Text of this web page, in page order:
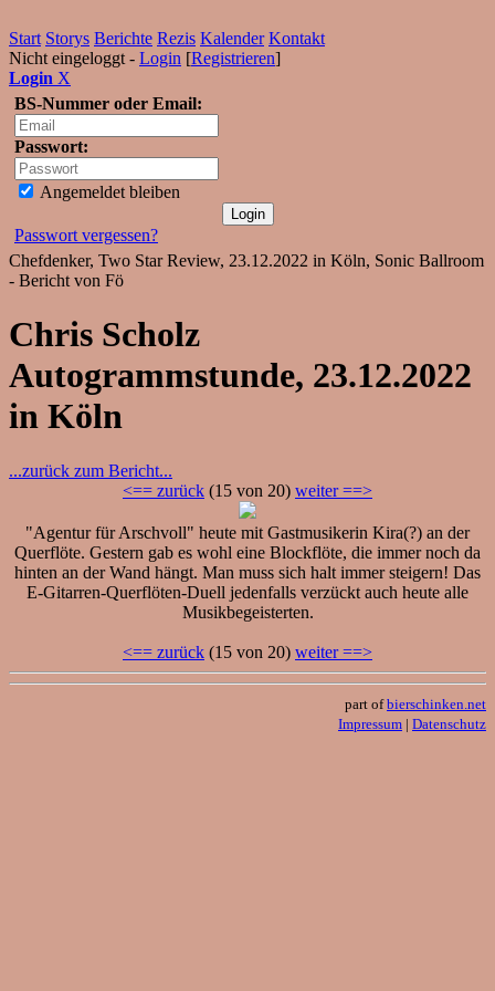
Start Storys Berichte Rezis Kalender Kontakt
Nicht eingeloggt - Login [Registrieren]
Login X
BS-Nummer oder Email:
Passwort:
Angemeldet bleiben
Passwort vergessen?
Chefdenker, Two Star Review, 23.12.2022 in Köln, Sonic Ballroom
- Bericht von Fö
Chris Scholz
Autogrammstunde, 23.12.2022
in Köln
...zurück zum Bericht...
<== zurück (15 von 20) weiter ==>
"Agentur für Arschvoll" heute mit Gastmusikerin Kira(?) an der
Querflöte. Gestern gab es wohl eine Blockflöte, die immer noch da
hinten an der Wand hängt. Man muss sich halt immer steigern! Das
E-Gitarren-Querflöten-Duell jedenfalls verzückt auch heute alle
Musikbegeisterten.
<== zurück (15 von 20) weiter ==>
part ofbierschinken.net
Impressum | Datenschutz